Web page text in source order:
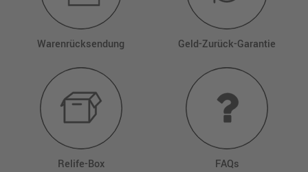
Warenrücksendung Geld-Zurück-Garantie
Relife-Box FAQs